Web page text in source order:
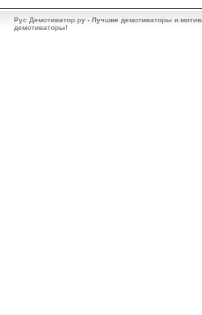
Рус Демотиватор.ру - Лучшие демотиваторы и
демотиваторы!